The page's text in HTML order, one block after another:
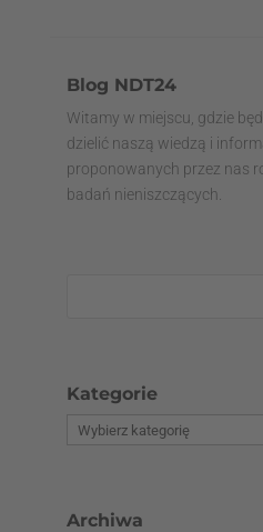
Blog NDT24
Witamy w miejscu, gdzie
dzielić naszą wiedzą i
proponowanych przez nas
badań nieniszczących.
Kategorie
Archiwa